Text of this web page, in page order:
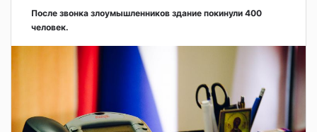
После звонка злоумышленников здание покинули 400
человек.